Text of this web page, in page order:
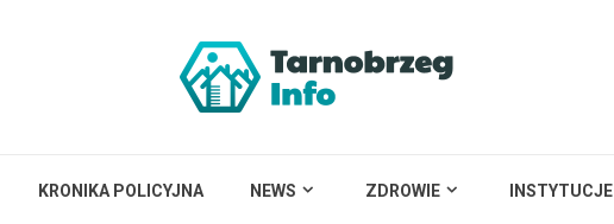
KRONIKA POLICYJNA NEWS ZDROWIE INSTYTUCJE